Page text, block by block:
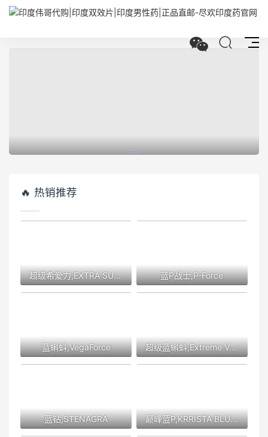
🔥 热销推荐
超级希爱力,EXTRA SUPER TADARISE 蓝P战士,P-Force
蓝蝌蚪,VegaForce 超级蓝蝌蚪,Extreme VegaForce
蓝钻,STENAGRA 巅峰蓝P,KRRISTA BLUE-P